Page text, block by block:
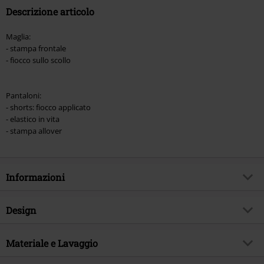
Descrizione articolo
Maglia:
- stampa frontale
- fiocco sullo scollo
Pantaloni:
- shorts: fiocco applicato
- elastico in vita
- stampa allover
Informazioni
Codice articolo
Esclusiva EMP
Design
Tipologia prodotto
Materiale e Lavaggio